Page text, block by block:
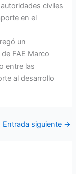
civiles
en el
un
FAE Marco
entre las
al desarrollo
Entrada siguiente →